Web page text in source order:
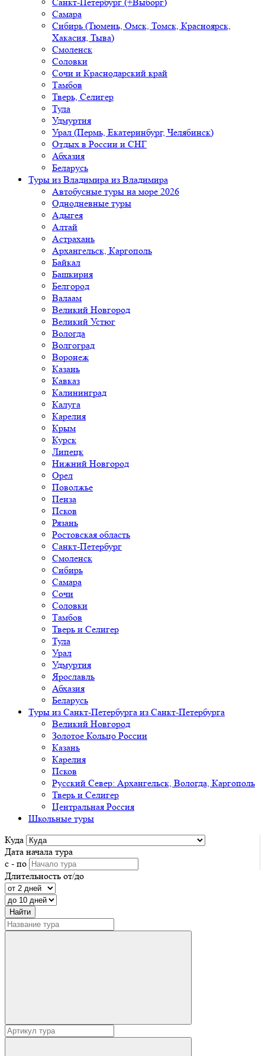
Самара
Сибирь (Тюмень, Омск, Томск, Красноярск,
Хакасия, Тыва)
Смоленск
Соловки
Сочи и Краснодарский край
Тамбов
Тверь, Селигер
Тула
Удмуртия
Урал (Пермь, Екатеринбург, Челябинск)
Отдых в России и СНГ
Абхазия
Беларусь
Туры из Владимира из Владимира
Автобусные туры на море 2026
Однодневные туры
Адыгея
Алтай
Астрахань
Архангельск, Каргополь
Байкал
Башкирия
Белгород
Валаам
Великий Новгород
Великий Устюг
Вологда
Волгоград
Воронеж
Казань
Кавказ
Калининград
Калуга
Карелия
Крым
Курск
Липецк
Нижний Новгород
Орел
Поволжье
Пенза
Псков
Рязань
Ростовская область
Санкт-Петербург
Смоленск
Сибирь
Самара
Сочи
Соловки
Тамбов
Тверь и Селигер
Тула
Урал
Удмуртия
Ярославль
Абхазия
Беларусь
Туры из Санкт-Петербурга из Санкт-Петербурга
Великий Новгород
Золотое Кольцо России
Казань
Карелия
Псков
Русский Север: Архангельск, Вологда, Каргополь
Тверь и Селигер
Центральная Россия
Школьные туры
Куда
Дата начала тура
с - по
Длительность от/до